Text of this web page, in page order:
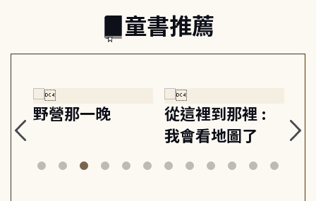
童書推薦
狗探長史丹利和
案
Gracie under
the waves